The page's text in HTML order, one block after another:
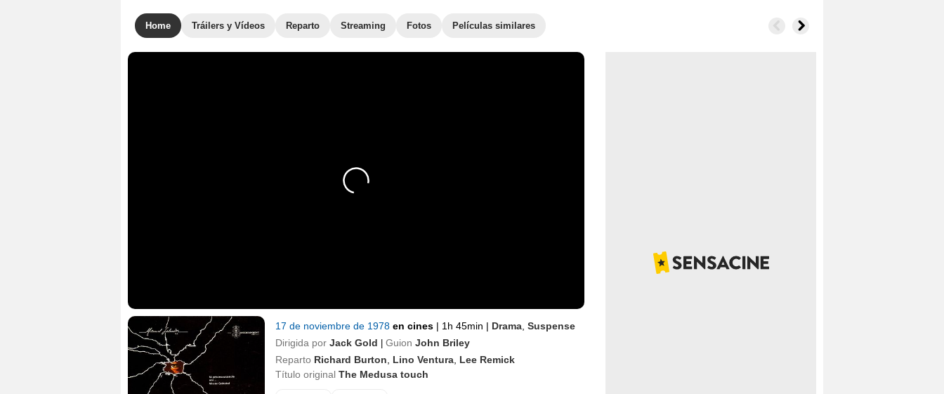
Home Tráilers y Vídeos Reparto Streaming Fotos Películas similares
17 de noviembre de 1978 en cines | 1h 45min | Drama Suspense
Dirigida por Jack Gold | Guion John Briley
Reparto Richard Burton Lino Ventura Lee Remick
Título original The Medusa touch